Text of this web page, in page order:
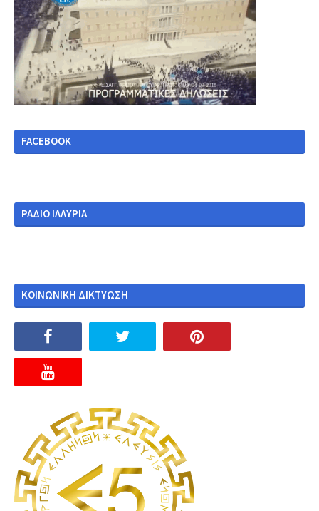
FACEBOOK
ΡΑΔΙΟ ΙΛΛΥΡΙΑ
ΚΟΙΝΩΝΙΚΗ ΔΙΚΤΥΩΣΗ